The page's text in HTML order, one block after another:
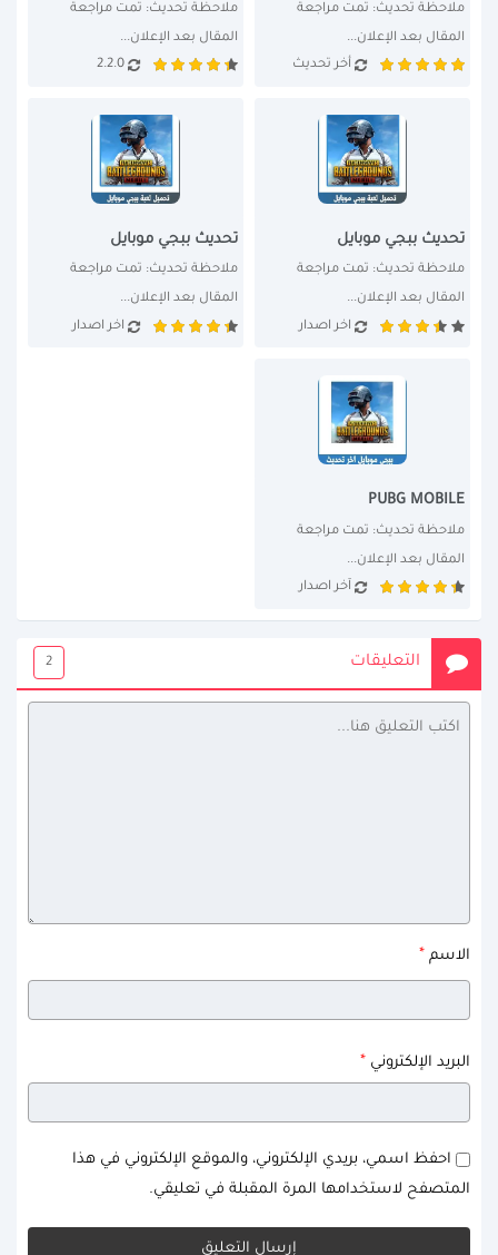
المقال بعد الإعلان...
أخر تحديث
المقال بعد الإعلان...
2.2.0
تحديث ببجي موبايل
المقال بعد الإعلان...
اخر اصدار
تحديث ببجي موبايل
المقال بعد الإعلان...
اخر اصدار
PUBG MOBILE
المقال بعد الإعلان...
آخر اصدار
التعليقات 2
الاسم *
البريد الإلكتروني *
احفظ اسمي، بريدي الإلكتروني، والموقع الإلكتروني في هذا
المتصفح لاستخدامها المرة المقبلة في تعليقي.